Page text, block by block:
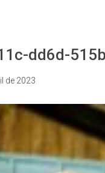
dd6d-
de 2023